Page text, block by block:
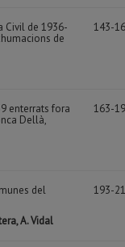
Civil de 1936-
de
143-
enterrats fora
Dellà,
163-
del
A. Vidal
193-